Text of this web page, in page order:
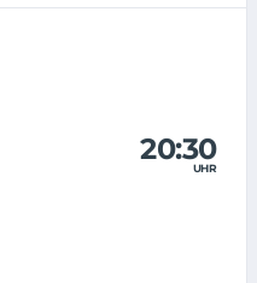
20:30
UHR